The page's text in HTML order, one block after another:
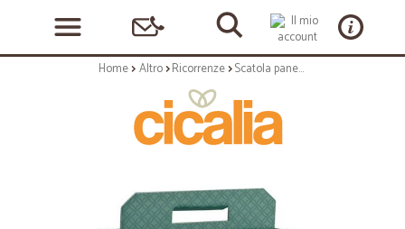
Home Altro Ricorrenze Scatola panettone+bottiglia matelasse eucalipto cm. 33x25x35